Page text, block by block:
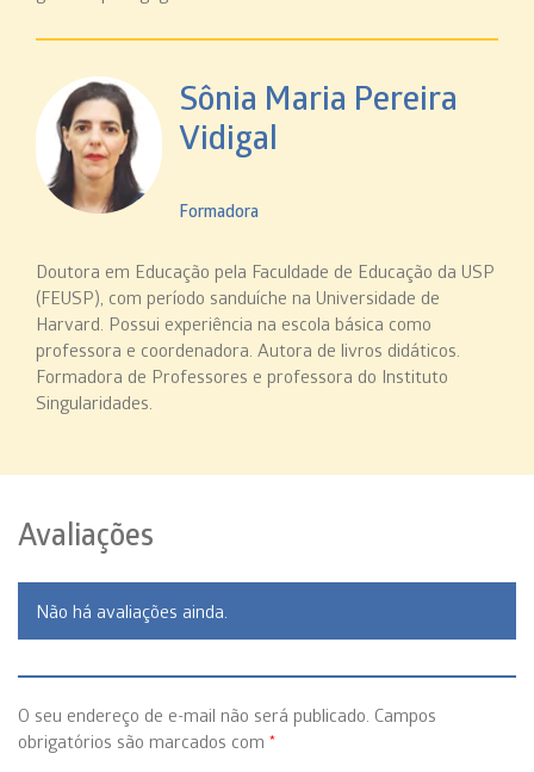
Sônia Maria Pereira
Vidigal
Formadora
Doutora em Educação pela Faculdade de Educação da USP
(FEUSP), com período sanduíche na Universidade de
Harvard. Possui experiência na escola básica como
professora e coordenadora. Autora de livros didáticos.
Formadora de Professores e professora do Instituto
Singularidades.
Avaliações
Não há avaliações ainda.
O seu endereço de e-mail não será publicado. Campos
obrigatórios são marcados com *